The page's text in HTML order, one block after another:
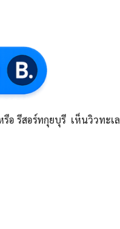
อ รีสอร์ทกุยบุรี เห็นวิวทะเล